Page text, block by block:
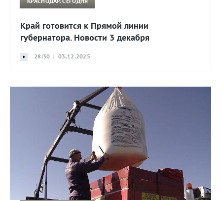
Край готовится к Прямой линии
губернатора. Новости 3 декабря
28:30 | 03.12.2025